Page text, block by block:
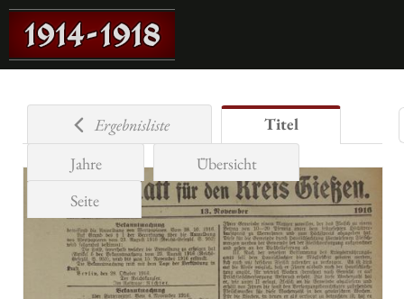
Ergebnisliste
Titel
Jahre
Übersicht
Seite